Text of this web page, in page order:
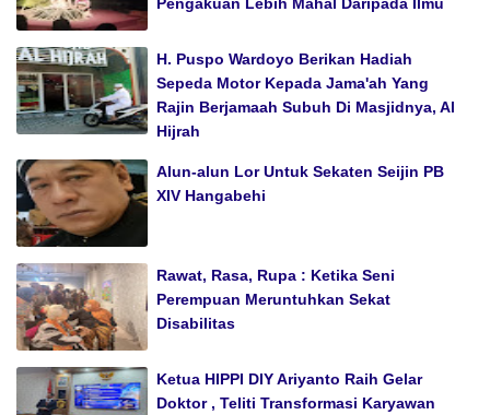
Pengakuan Lebih Mahal Daripada Ilmu
H. Puspo Wardoyo Berikan Hadiah
Sepeda Motor Kepada Jama'ah Yang
Rajin Berjamaah Subuh Di Masjidnya, Al
Hijrah
Alun-alun Lor Untuk Sekaten Seijin PB
XIV Hangabehi
Rawat, Rasa, Rupa : Ketika Seni
Perempuan Meruntuhkan Sekat
Disabilitas
Ketua HIPPI DIY Ariyanto Raih Gelar
Doktor , Teliti Transformasi Karyawan